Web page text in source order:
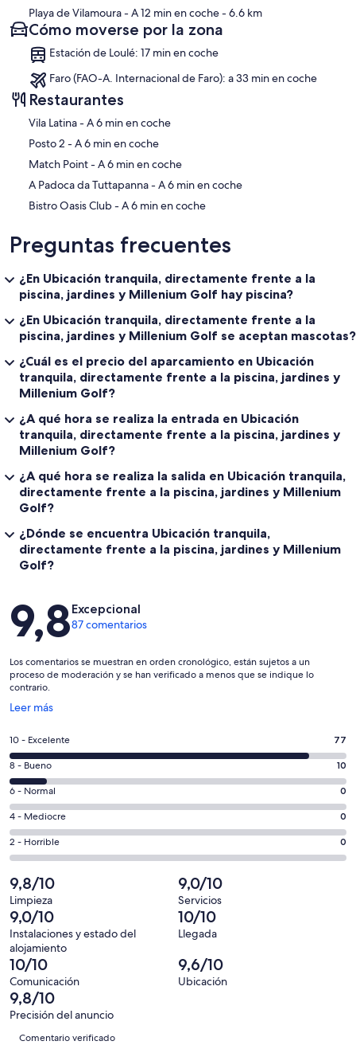
Playa de Vilamoura- A 12 min en coche- 6.6 km
Cómo moverse por la zona
Estación de Loulé: 17 min en coche
Faro (FAO-A. Internacional de Faro): a 33 min en coche
Restaurantes
‪Vila Latina - ‬A 6 min en coche
‪Posto 2 - ‬A 6 min en coche
‪Match Point - ‬A 6 min en coche
‪A Padoca da Tuttapanna - ‬A 6 min en coche
‪Bistro Oasis Club - ‬A 6 min en coche
Preguntas frecuentes
¿En Ubicación tranquila, directamente frente a la
piscina, jardines y Millenium Golf hay piscina?
¿En Ubicación tranquila, directamente frente a la
piscina, jardines y Millenium Golf se aceptan mascotas?
¿Cuál es el precio del aparcamiento en Ubicación
tranquila, directamente frente a la piscina, jardines y
Millenium Golf?
¿A qué hora se realiza la entrada en Ubicación
tranquila, directamente frente a la piscina, jardines y
Millenium Golf?
¿A qué hora se realiza la salida en Ubicación tranquila,
directamente frente a la piscina, jardines y Millenium
Golf?
¿Dónde se encuentra Ubicación tranquila,
directamente frente a la piscina, jardines y Millenium
Golf?
Comentarios
9,8Excepcional
87 comentarios
Los comentarios se muestran en orden cronológico, están sujetos a un
proceso de moderación y se han verificado a menos que se indique lo
contrario.
Leer más
Se
en
una
ventana
nueva
77
comentarios
de
un
total
de
87
con
una
puntuación
de
10
-
Excelente
10 - Excelente 77
10
comentarios
de
un
total
de
con
una
puntuación
de
8
-
Bueno
8 - Bueno 10
0
comentarios
de
un
total
de
87
con
una
puntuación
de
6
-
Normal
6 - Normal 0
0
comentarios
de
total
de
87
con
una
puntuación
de
4
-
Mediocre
4 - Mediocre 0
0
comentarios
de
un
total
de
87
con
una
puntuación
de
2 - Horrible 0
9,8/10
Limpieza
9,0/10
Servicios
9,0/10
Instalaciones y estado del
alojamiento
10/10
Llegada
10/10
Comunicación
9,6/10
Ubicación
9,8/10
Precisión del anuncio
Comentarios
Comentario verificado